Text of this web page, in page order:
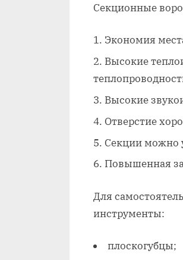
Секционные
Экономия
Высокие
Высокие
Отверстие
Секции можно
Повышенная
Для
инструменты:
плоскогубцы;